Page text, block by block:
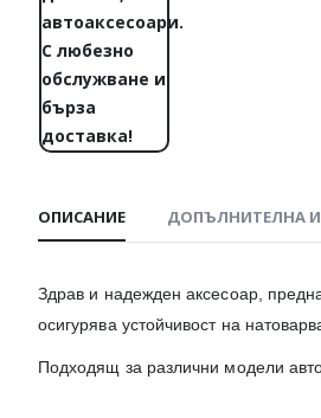
ОПИСАНИЕ ДОПЪЛНИТЕЛНА
Здрав и надежден аксесоар,
осигурява устойчивост на
Подходящ за различни модели